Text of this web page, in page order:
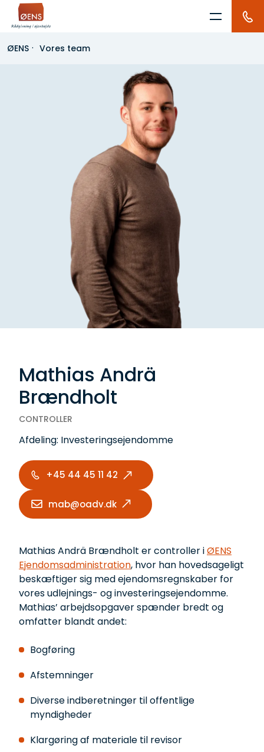
Skip
ØENS Vores team
Mathias Andrä
Brændholt
CONTROLLER
Afdeling: Investeringsejendomme
+45 44 45 11 42
mab@oadv.dk
Mathias Andrä
Mathias Andrä Brændholt er controller iØENS
Ejendomsadministration, hvor han hovedsageligt
beskæftiger sig med ejendomsregnskaber for
vores udlejnings- og investeringsejendomme.
Mathias’ arbejdsopgaver spænder bredt og
omfatter blandt andet:
Bogføring
Afstemninger
Diverse indberetninger til offentlige
myndigheder
Klargøring af materiale til revisor